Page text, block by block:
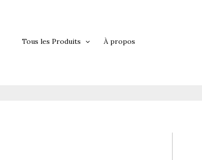
Tous les Produits À propos